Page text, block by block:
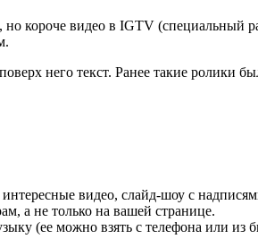
короче видео в IGTV (специальный
него текст. Ранее такие ролики
видео, слайд-шоу с
а не только на вашей странице.
(ее можно взять с телефона или из